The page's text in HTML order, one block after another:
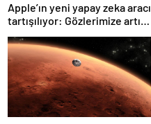
Apple’ın yeni yapay zeka aracı
tartışılıyor: Gözlerimize artık
güvenebilir miyiz?